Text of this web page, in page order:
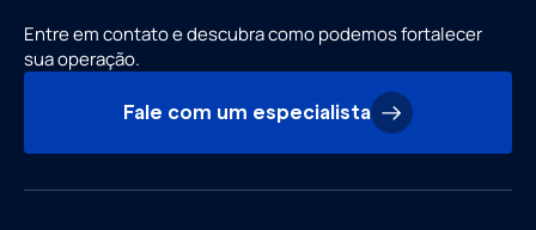
Entre em contato e descubra como podemos fortalecer
sua operação.
Fale com um especialista